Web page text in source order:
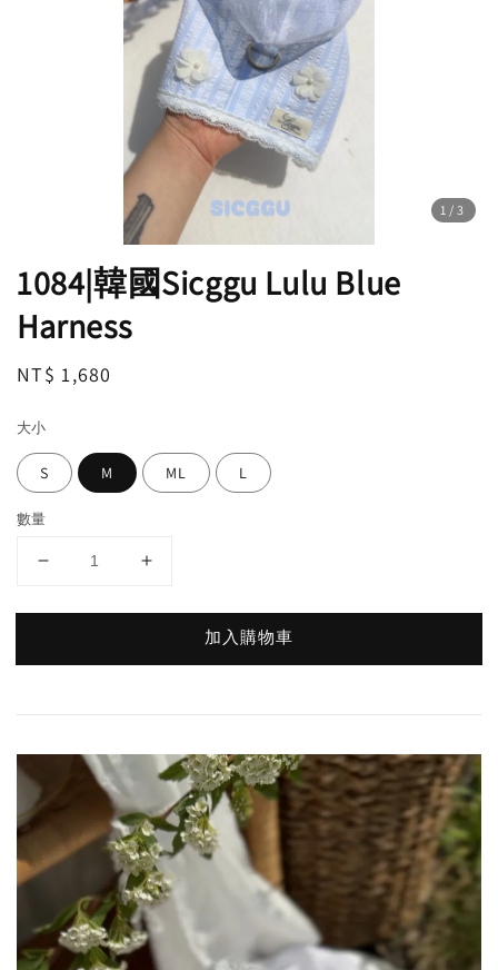
1 /3
1084|韓國Sicggu Lulu Blue
Harness
Regular
NT$ 1,680
大小
S M ML L
數量
加入購物車